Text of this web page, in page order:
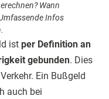
Wann
Infos
ist per Definition an
gebunden. Dies
Ein Bußgeld
auch bei